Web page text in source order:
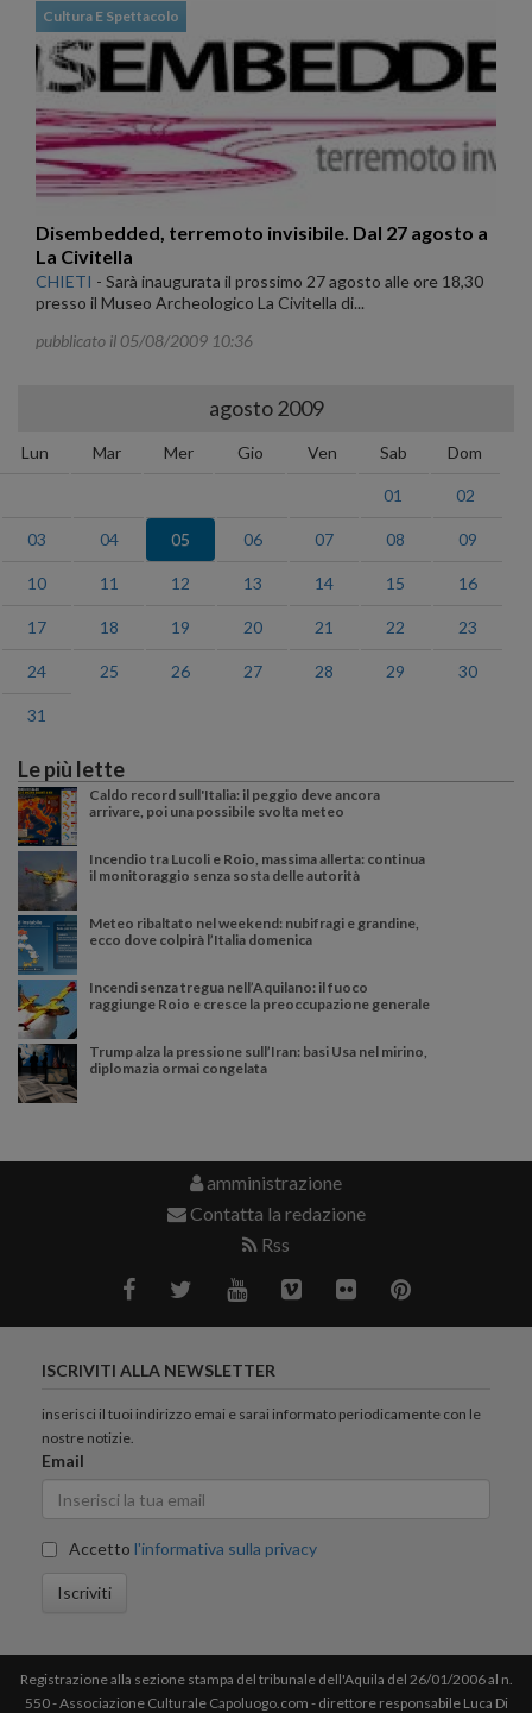
Cultura E Spettacolo
Disembedded, terremoto invisibile. Dal 27 agosto a
La Civitella
CHIETI - Sarà inaugurata il prossimo 27 agosto alle ore 18,30
presso il Museo Archeologico La Civitella di...
pubblicato il 05/08/2009 10:36
agosto 2009
Lun Mar Mer Gio Ven Sab Dom
01 02
03 04 05 06 07 08 09
10 11 12 13 14 15 16
17 18 19 20 21 22 23
24 25 26 27 28 29 30
31
Le più lette
Caldo record sull'Italia: il peggio deve ancora
arrivare, poi una possibile svolta meteo
Incendio tra Lucoli e Roio, massima allerta: continua
il monitoraggio senza sosta delle autorità
Meteo ribaltato nel weekend: nubifragi e grandine,
ecco dove colpirà l’Italia domenica
Incendi senza tregua nell’Aquilano: il fuoco
raggiunge Roio e cresce la preoccupazione generale
Trump alza la pressione sull’Iran: basi Usa nel mirino,
diplomazia ormai congelata
amministrazione
Contatta la redazione
Rss
ISCRIVITI ALLA NEWSLETTER
inserisci il tuoi indirizzo emai e sarai informato periodicamente con le
nostre notizie.
Email
Accetto l'informativa sulla privacy
Iscriviti
Registrazione alla sezione stampa del tribunale dell'Aquila del 26/01/2006 al n.
550 - Associazione Culturale Capoluogo.com - direttore responsabile Luca Di